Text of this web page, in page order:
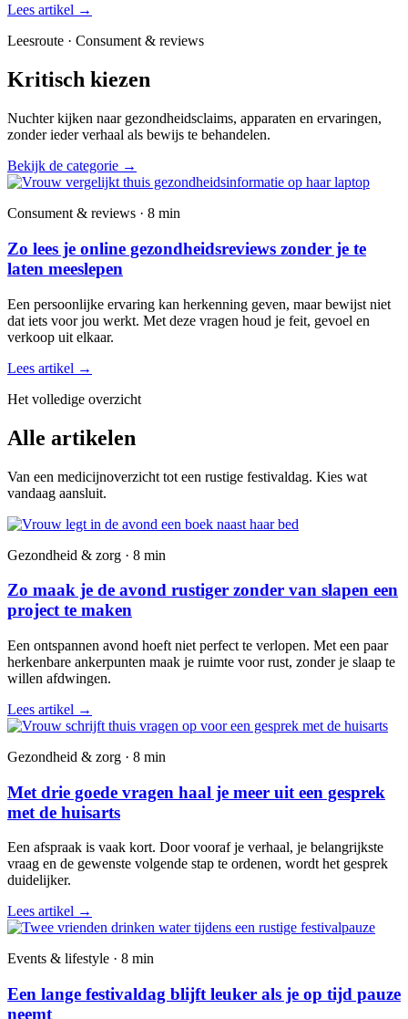
Lees artikel →
Leesroute · Consument & reviews
Kritisch kiezen
Nuchter kijken naar gezondheidsclaims, apparaten en ervaringen,
zonder ieder verhaal als bewijs te behandelen.
Bekijk de categorie →
Consument & reviews · 8 min
Zo lees je online gezondheidsreviews zonder je te
laten meeslepen
Een persoonlijke ervaring kan herkenning geven, maar bewijst niet
dat iets voor jou werkt. Met deze vragen houd je feit, gevoel en
verkoop uit elkaar.
Lees artikel →
Het volledige overzicht
Alle artikelen
Van een medicijnoverzicht tot een rustige festivaldag. Kies wat
vandaag aansluit.
Gezondheid & zorg · 8 min
Zo maak je de avond rustiger zonder van slapen een
project te maken
Een ontspannen avond hoeft niet perfect te verlopen. Met een paar
herkenbare ankerpunten maak je ruimte voor rust, zonder je slaap te
willen afdwingen.
Lees artikel →
Gezondheid & zorg · 8 min
Met drie goede vragen haal je meer uit een gesprek
met de huisarts
Een afspraak is vaak kort. Door vooraf je verhaal, je belangrijkste
vraag en de gewenste volgende stap te ordenen, wordt het gesprek
duidelijker.
Lees artikel →
Events & lifestyle · 8 min
Een lange festivaldag blijft leuker als je op tijd pauze
neemt